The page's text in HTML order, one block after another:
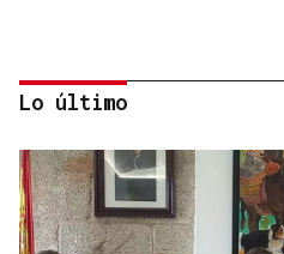
Lo último